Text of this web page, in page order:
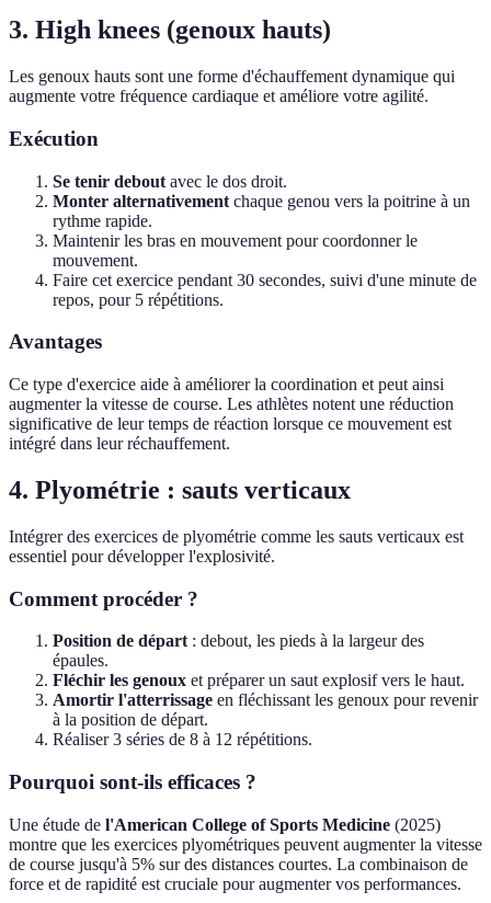
3. High knees (genoux hauts)
Les genoux hauts sont une forme d'échauffement dynamique qui
augmente votre fréquence cardiaque et améliore votre agilité.
Exécution
Se tenir debout avec le dos droit.
Monter alternativement chaque genou vers la poitrine à un
rythme rapide.
Maintenir les bras en mouvement pour coordonner le
mouvement.
Faire cet exercice pendant 30 secondes, suivi d'une minute de
repos, pour 5 répétitions.
Avantages
Ce type d'exercice aide à améliorer la coordination et peut ainsi
augmenter la vitesse de course. Les athlètes notent une réduction
significative de leur temps de réaction lorsque ce mouvement est
intégré dans leur réchauffement.
4. Plyométrie : sauts verticaux
Intégrer des exercices de plyométrie comme les sauts verticaux est
essentiel pour développer l'explosivité.
Comment procéder ?
Position de départ : debout, les pieds à la largeur des
épaules.
Fléchir les genoux et préparer un saut explosif vers le haut.
Amortir l'atterrissage en fléchissant les genoux pour revenir
à la position de départ.
Réaliser 3 séries de 8 à 12 répétitions.
Pourquoi sont-ils efficaces ?
Une étude de l'American College of Sports Medicine (2025)
montre que les exercices plyométriques peuvent augmenter la vitesse
de course jusqu'à 5% sur des distances courtes. La combinaison de
force et de rapidité est cruciale pour augmenter vos performances.